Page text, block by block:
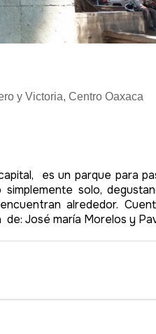
y Victoria, Centro Oaxaca
es un parque para
solo,
alrededor.
José maría Morelos y